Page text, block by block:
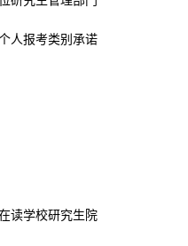
人报考类别承诺
读学校研究生院